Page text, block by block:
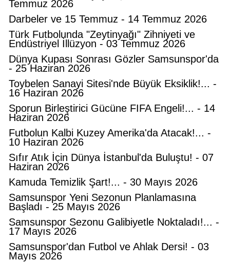
Temmuz 2026
Darbeler ve 15 Temmuz - 14 Temmuz 2026
Türk Futbolunda "Zeytinyağı" Zihniyeti ve
Endüstriyel İllüzyon - 03 Temmuz 2026
Dünya Kupası Sonrası Gözler Samsunspor'da
- 25 Haziran 2026
Toybelen Sanayi Sitesi'nde Büyük Eksiklik!... -
16 Haziran 2026
Sporun Birleştirici Gücüne FIFA Engeli!... - 14
Haziran 2026
Futbolun Kalbi Kuzey Amerika'da Atacak!... -
10 Haziran 2026
Sıfır Atık İçin Dünya İstanbul'da Buluştu! - 07
Haziran 2026
Kamuda Temizlik Şart!... - 30 Mayıs 2026
Samsunspor Yeni Sezonun Planlamasına
Başladı - 25 Mayıs 2026
Samsunspor Sezonu Galibiyetle Noktaladı!... -
17 Mayıs 2026
Samsunspor'dan Futbol ve Ahlak Dersi! - 03
Mayıs 2026